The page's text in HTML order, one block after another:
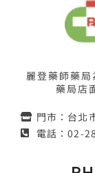
麗登藥師藥
藥局店
門市：台北
電話：02-